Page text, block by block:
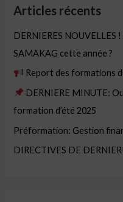
Articles récents
DERNIERES NOUVELLES
SAMAKAG cette année ?
Report des formations
DERNIERE MINUTE:
formation d’été 2025
Préformation: Gestion
DIRECTIVES DE